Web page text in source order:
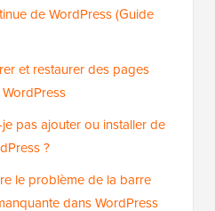
de WordPress (Guide
et restaurer des pages
pas ajouter ou installer de
?
le problème de la barre
dans WordPress